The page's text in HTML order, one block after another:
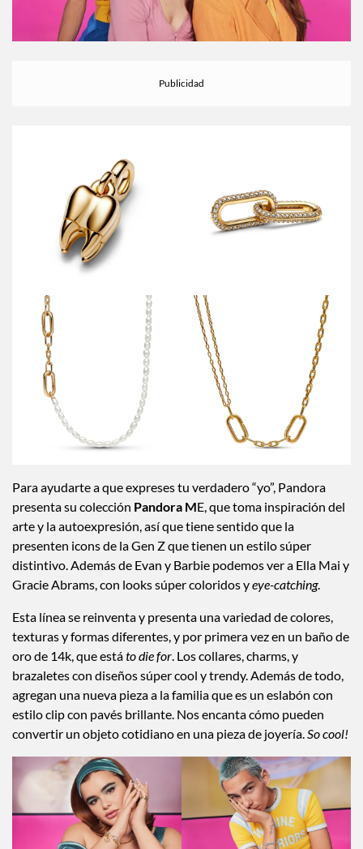
Para ayudarte a que expreses tu verdadero “yo”, Pandora
presenta su colecciónPandora ME, que toma inspiración del
arte y la autoexpresión, así que tiene sentido que la
presenten icons de la Gen Z que tienen un estilo súper
distintivo. Además de Evan y Barbie podemos ver a Ella Mai y
Esta línea se reinventa y presenta una variedad de colores,
texturas y formas diferentes, y por primera vez en un baño de
oro de 14k, que estáto die for. Los collares, charms, y
brazaletes con diseños súper cool y trendy. Además de todo,
agregan una nueva pieza a la familia que es un eslabón con
estilo clip con pavés brillante. Nos encanta cómo pueden